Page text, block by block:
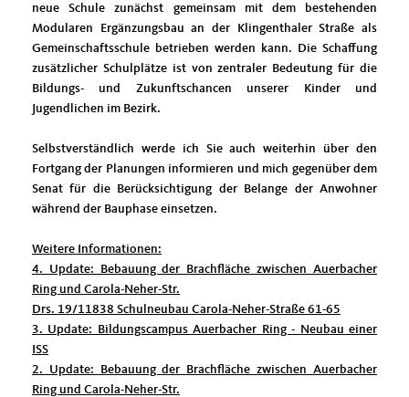
neue Schule zunächst gemeinsam mit dem bestehenden
Modularen Ergänzungsbau an der Klingenthaler Straße als
Gemeinschaftsschule betrieben werden kann. Die Schaffung
zusätzlicher Schulplätze ist von zentraler Bedeutung für die
Bildungs- und Zukunftschancen unserer Kinder und
Jugendlichen im Bezirk.
Selbstverständlich werde ich Sie auch weiterhin über den
Fortgang der Planungen informieren und mich gegenüber dem
Senat für die Berücksichtigung der Belange der Anwohner
während der Bauphase einsetzen.
Weitere Informationen:
4. Update: Bebauung der Brachfläche zwischen Auerbacher
Ring und Carola-Neher-Str.
Drs. 19/11838 Schulneubau Carola-Neher-Straße 61-65
3. Update: Bildungscampus Auerbacher Ring - Neubau einer
ISS
2. Update: Bebauung der Brachfläche zwischen Auerbacher
Ring und Carola-Neher-Str.